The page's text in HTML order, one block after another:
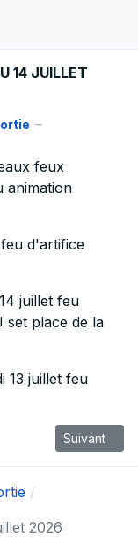
14 JUILLET
feux
animation
d'artifice
juillet feu
set place de la
13 juillet feu
du 14 juillet 2026
Article
Suivant
2026